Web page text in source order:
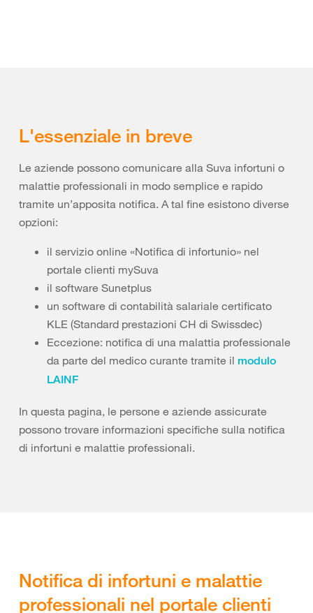
L'essenziale in breve
Le aziende possono comunicare alla Suva infortuni o
malattie professionali in modo semplice e rapido
tramite un’apposita notifica. A tal fine esistono diverse
opzioni:
il servizio online «Notifica di infortunio» nel
portale clienti mySuva
il software Sunetplus
un software di contabilità salariale certificato
KLE (Standard prestazioni CH di Swissdec)
Eccezione: notifica di una malattia professionale
da parte del medico curante tramite il modulo
LAINF
In questa pagina, le persone e aziende assicurate
possono trovare informazioni specifiche sulla notifica
di infortuni e malattie professionali.
Notifica di infortuni e malattie
professionali nel portale clienti